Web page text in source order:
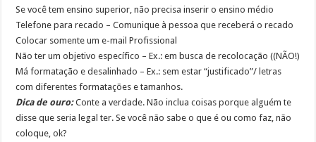
Se você tem ensino superior, não precisa inserir o ensino médio
Telefone para recado – Comunique à pessoa que receberá o recado
Colocar somente um e-mail Profissional
Não ter um objetivo específico – Ex.: em busca de recolocação ((NÃO!)
Má formatação e desalinhado – Ex.: sem estar “justificado”/ letras
com diferentes formatações e tamanhos.
Dica de ouro: Conte a verdade. Não inclua coisas porque alguém te
disse que seria legal ter. Se você não sabe o que é ou como faz, não
coloque, ok?